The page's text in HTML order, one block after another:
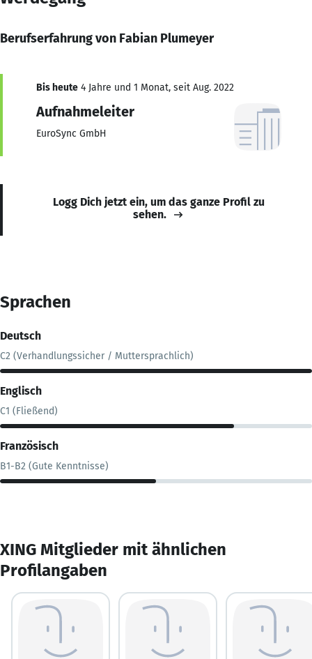
Berufserfahrung von Fabian Plumeyer
Bis heute 4 Jahre und 1 Monat, seit Aug. 2022
Aufnahmeleiter
EuroSync GmbH
Logg Dich jetzt ein, um das ganze Profil zu
sehen.
Sprachen
Deutsch
C2 (Verhandlungssicher / Muttersprachlich)
Englisch
C1 (Fließend)
Französisch
B1-B2 (Gute Kenntnisse)
XING Mitglieder mit ähnlichen
Profilangaben